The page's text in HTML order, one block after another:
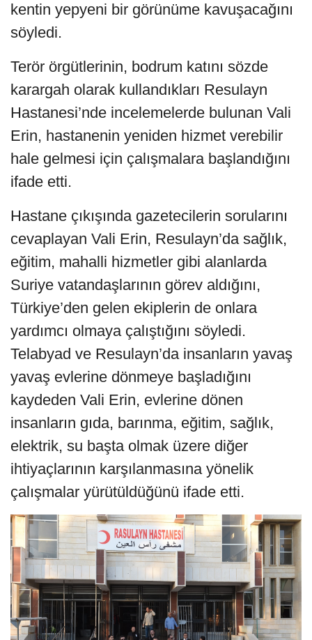
kentin yepyeni bir görünüme kavuşacağını
söyledi.
Terör örgütlerinin, bodrum katını sözde
karargah olarak kullandıkları Resulayn
Hastanesi’nde incelemelerde bulunan Vali
Erin, hastanenin yeniden hizmet verebilir
hale gelmesi için çalışmalara başlandığını
ifade etti.
Hastane çıkışında gazetecilerin sorularını
cevaplayan Vali Erin, Resulayn’da sağlık,
eğitim, mahalli hizmetler gibi alanlarda
Suriye vatandaşlarının görev aldığını,
Türkiye’den gelen ekiplerin de onlara
yardımcı olmaya çalıştığını söyledi.
Telabyad ve Resulayn’da insanların yavaş
yavaş evlerine dönmeye başladığını
kaydeden Vali Erin, evlerine dönen
insanların gıda, barınma, eğitim, sağlık,
elektrik, su başta olmak üzere diğer
ihtiyaçlarının karşılanmasına yönelik
çalışmalar yürütüldüğünü ifade etti.